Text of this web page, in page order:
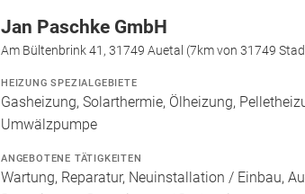
Jan Paschke GmbH
Am Bültenbrink 41, 31749 Auetal (7km von 31749
HEIZUNG SPEZIALGEBIETE
Gasheizung, Solarthermie, Ölheizung,
Umwälzpumpe
ANGEBOTENE TÄTIGKEITEN
Wartung, Reparatur, Neuinstallation / Einbau,